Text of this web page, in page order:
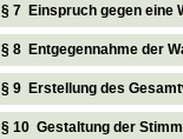
§ 7 Einspruch gegen eine
§ 8 Entgegennahme der
§ 9 Erstellung des
§ 10 Gestaltung der